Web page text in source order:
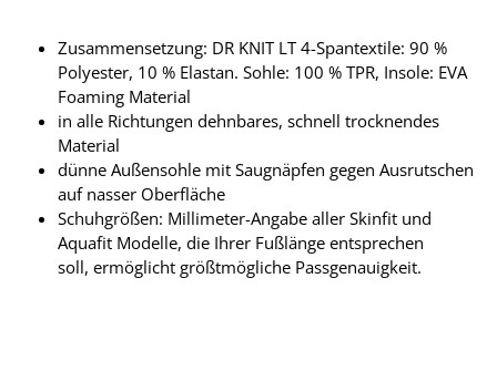
Zusammensetzung: DR KNIT LT 4-Spantextile: 90 %
Polyester, 10 % Elastan. Sohle: 100 % TPR, Insole: EVA
Foaming Material
in alle Richtungen dehnbares, schnell trocknendes
Material
dünne Außensohle mit Saugnäpfen gegen Ausrutschen
auf nasser Oberfläche
Schuhgrößen: Millimeter-Angabe aller Skinfit und
Aquafit Modelle, die Ihrer Fußlänge entsprechen
soll, ermöglicht größtmögliche Passgenauigkeit.